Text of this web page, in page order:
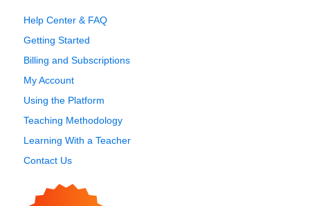
Help Center & FAQ
Getting Started
Billing and Subscriptions
My Account
Using the Platform
Teaching Methodology
Learning With a Teacher
Contact Us